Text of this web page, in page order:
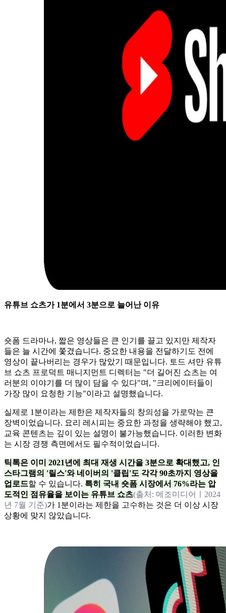
유튜브 쇼츠가 1분에서 3분으로 늘어난 이유
숏폼 드라마나, 짧은 영상들은 큰 인기를 끌고 있지만 제작자
들은 늘 시간에 쫓겼습니다. 중요한 내용을 전달하기도 전에
영상이 끝나버리는 경우가 많았기 때문입니다. 토드 셔만 유튜
브 쇼츠 프로덕트 매니지먼트 디렉터는 "더 길어진 쇼츠는 여
러분의 이야기를 더 많이 담을 수 있다"며, "크리에이터들이
가장 많이 요청한 기능"이라고 설명했습니다.
실제로 1분이라는 제한은 제작자들의 창의성을 가로막는 큰
장벽이었습니다. 요리 레시피는 중요한 과정을 생략해야 했고,
교육 콘텐츠는 깊이 있는 설명이 불가능했습니다. 이러한 변화
는 시장 경쟁 측면에서도 필수적이었습니다.
틱톡은 이미 2021년에 최대 재생 시간을 3분으로 확대했고, 인
스타그램의 '릴스'와 네이버의 '클립'도 각각 90초까지 영상을
업로드할 수 있습니다. 특히 국내 숏폼 시장에서 76%라는 압
도적인 점유율을 보이는 유튜브 쇼츠(출처: 메조미디어ㅣ2024
년 7월 기준)가 1분이라는 제한을 고수하는 것은 더 이상 시장
상황에 맞지 않았습니다.